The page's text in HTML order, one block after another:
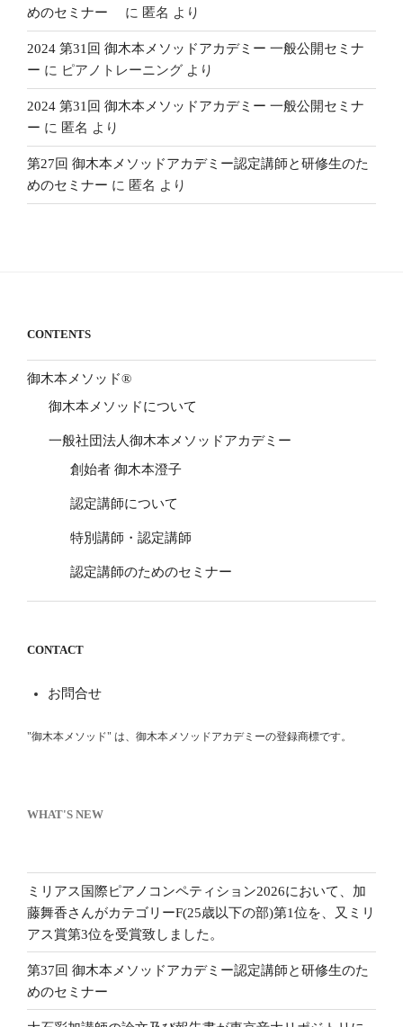
めのセミナー
に 匿名 より
2024 第31回 御木本メソッドアカデミー 一般公開セミナ
ー に ピアノトレーニング より
2024 第31回 御木本メソッドアカデミー 一般公開セミナ
ー に 匿名 より
第27回 御木本メソッドアカデミー認定講師と研修生のた
めのセミナー に 匿名 より
CONTENTS
御木本メソッド®
御木本メソッドについて
一般社団法人御木本メソッドアカデミー
創始者 御木本澄子
認定講師について
特別講師・認定講師
認定講師のためのセミナー
CONTACT
お問合せ
"御木本メソッド" は、御木本メソッドアカデミーの登録商標です。
WHAT'S NEW
ミリアス国際ピアノコンペティション2026において、加
藤舞香さんがカテゴリーF(25歳以下の部)第1位を、又ミリ
アス賞第3位を受賞致しました。
第37回 御木本メソッドアカデミー認定講師と研修生のた
めのセミナー